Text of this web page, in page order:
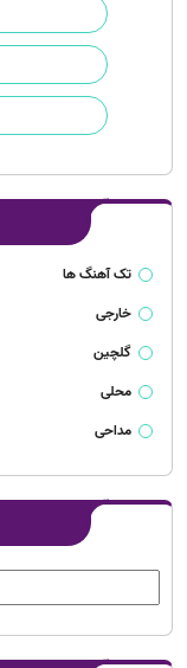
تک آهنگ ها
خارجی
گلچین
محلی
مداحی